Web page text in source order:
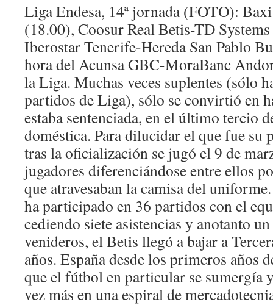
Liga Endesa, 14ª jornada (FOTO):
(18.00), Coosur Real Betis-TD
Iberostar Tenerife-Hereda San Pablo
hora del Acunsa GBC-MoraBanc
la Liga. Muchas veces suplentes (sólo
partidos de Liga), sólo se convirtió en
estaba sentenciada, en el último tercio
doméstica. Para dilucidar el que fue
tras la oficialización se jugó el 9 de
jugadores diferenciándose entre ellos
que atravesaban la camisa del
ha participado en 36 partidos con el
cediendo siete asistencias y anotanto
venideros, el Betis llegó a bajar a
años. España desde los primeros años
que el fútbol en particular se sumergía
vez más en una espiral de